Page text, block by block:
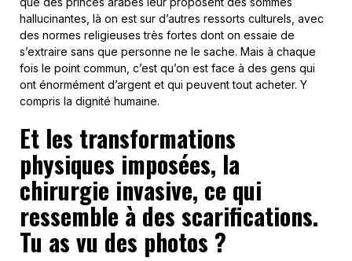
hallucinantes, là on est sur d’autres ressorts culturels, avec
des normes religieuses très fortes dont on essaie de
s’extraire sans que personne ne le sache. Mais à chaque
fois le point commun, c’est qu’on est face à des gens qui
ont énormément d’argent et qui peuvent tout acheter. Y
compris la dignité humaine.
Et les transformations
physiques imposées, la
chirurgie invasive, ce qui
ressemble à des scarifications.
Tu as vu des photos ?